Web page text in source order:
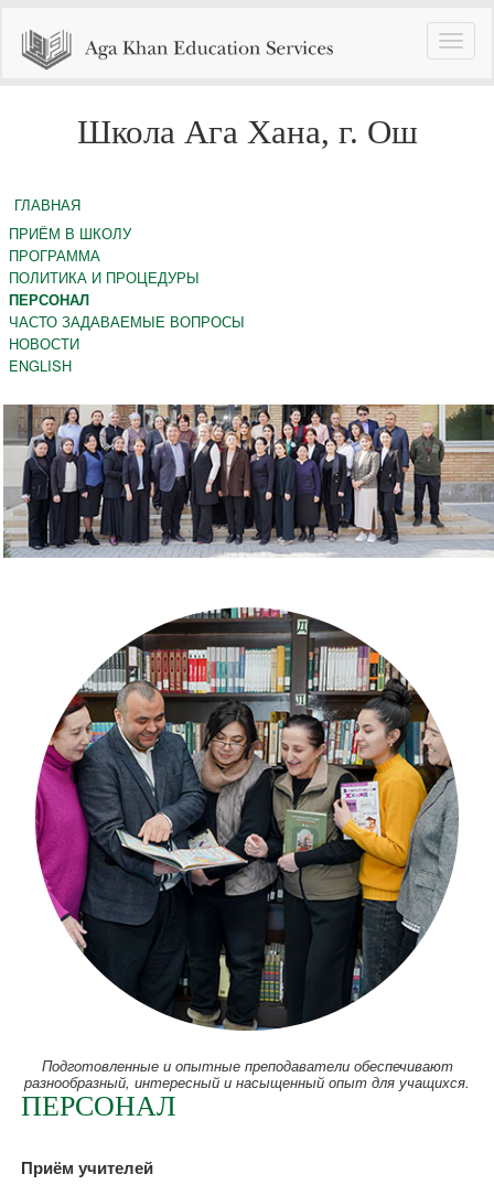
Toggle
Школа Ага Хана, г. Ош
ГЛАВНАЯ
ПРИЁМ В ШКОЛУ
ПРОГРАММА
ПОЛИТИКА И ПРОЦЕДУРЫ
ПЕРСОНАЛ
ЧАСТО ЗАДАВАЕМЫЕ ВОПРОСЫ
НОВОСТИ
ENGLISH
Подготовленные и опытные преподаватели обеспечивают
разнообразный, интересный и насыщенный опыт для учащихся.
ПЕРСОНАЛ
Приём учителей